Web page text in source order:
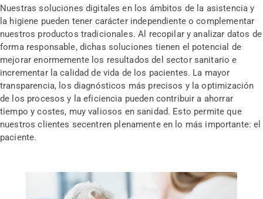
Nuestras soluciones digitales en los ámbitos de la asistencia y
la higiene pueden tener carácter independiente o complementar
nuestros productos tradicionales. Al recopilar y analizar datos de
forma responsable, dichas soluciones tienen el potencial de
mejorar enormemente los resultados del sector sanitario e
incrementar la calidad de vida de los pacientes. La mayor
transparencia, los diagnósticos más precisos y la optimización
de los procesos y la eficiencia pueden contribuir a ahorrar
tiempo y costes, muy valiosos en sanidad. Esto permite que
nuestros clientes secentren plenamente en lo más importante: el
paciente.